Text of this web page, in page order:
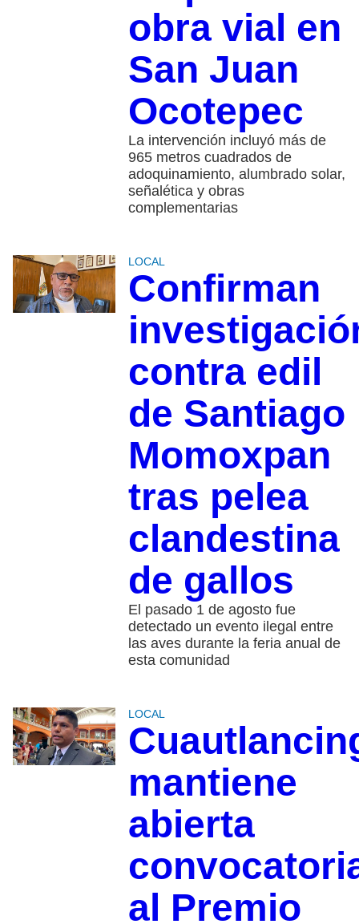
obra vial en
San Juan
Ocotepec
La intervención incluyó más de
965 metros cuadrados de
adoquinamiento, alumbrado solar,
señalética y obras
complementarias
LOCAL
Confirman
contra edil
de Santiago
Momoxpan
tras pelea
clandestina
de gallos
El pasado 1 de agosto fue
detectado un evento ilegal entre
las aves durante la feria anual de
esta comunidad
LOCAL
mantiene
abierta
al Premio